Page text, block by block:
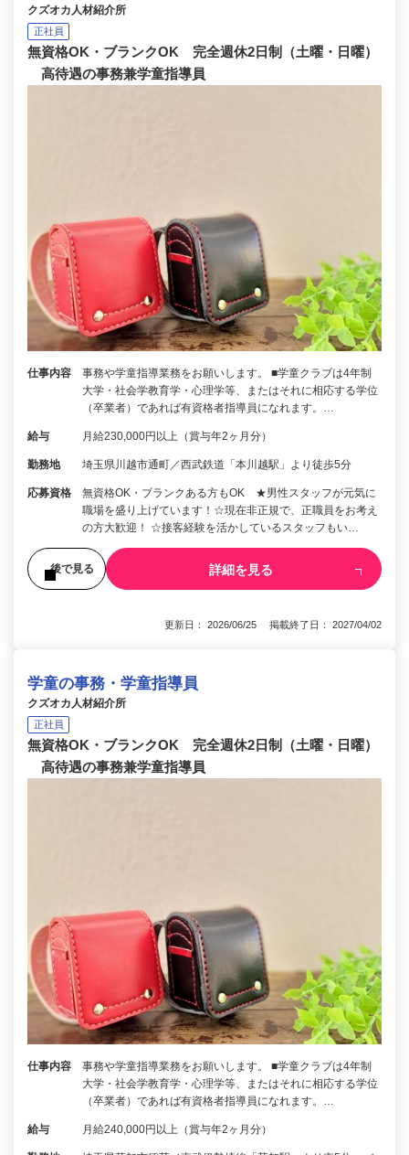
クズオカ人材紹介所
正社員
無資格OK・ブランクOK 完全週休2日制（土曜・日曜）
高待遇の事務兼学童指導員
仕事内容
事務や学童指導業務をお願いします。 ■学童クラブは4年制
大学・社会学教育学・心理学等、またはそれに相応する学位
（卒業者）であれば有資格者指導員になれます。…
給与 月給230,000円以上（賞与年2ヶ月分）
勤務地 埼玉県川越市通町／西武鉄道「本川越駅」より徒歩5分
応募資格
無資格OK・ブランクある方もOK ★男性スタッフが元気に
職場を盛り上げています！☆現在非正規で、正職員をお考え
の方大歓迎！ ☆接客経験を活かしているスタッフもい…
後で見る 詳細を見る
更新日： 2026/06/25 掲載終了日： 2027/04/02
学童の事務・学童指導員
クズオカ人材紹介所
正社員
無資格OK・ブランクOK 完全週休2日制（土曜・日曜）
高待遇の事務兼学童指導員
仕事内容
事務や学童指導業務をお願いします。 ■学童クラブは4年制
大学・社会学教育学・心理学等、またはそれに相応する学位
（卒業者）であれば有資格者指導員になれます。…
給与 月給240,000円以上（賞与年2ヶ月分）